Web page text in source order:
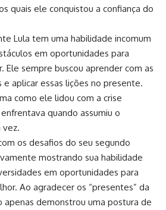
quais ele conquistou a confiança do
Lula tem uma habilidade incomum
em oportunidades para
Ele sempre buscou aprender com as
e aplicar essas lições no presente.
como ele lidou com a crise
quando assumiu o
vez.
os desafios do seu segundo
mostrando sua habilidade
em oportunidades para
Ao agradecer os “presentes” da
apenas demonstrou uma postura de